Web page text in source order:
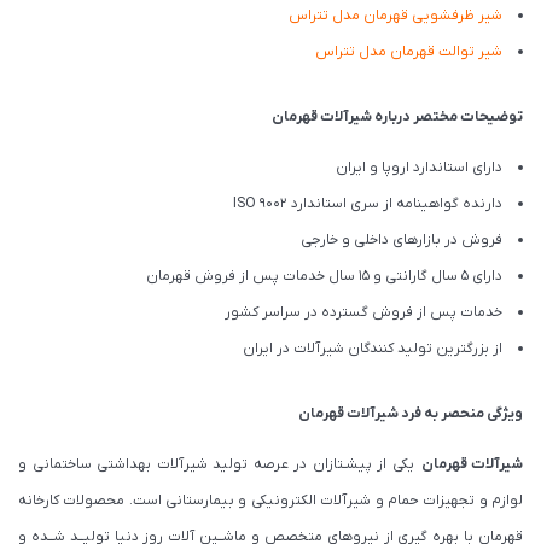
شیر ظرفشویی قهرمان مدل تتراس
شیر توالت قهرمان مدل تتراس
توضیحات مختصر درباره شیرآلات قهرمان
دارای استاندارد اروپا و ایران
دارنده گواهینامه از سری استاندارد ISO 9002
فروش در بازارهای داخلی و خارجی
دارای 5 سال گارانتی و 15 سال خدمات پس از فروش قهرمان
خدمات پس از فروش گسترده در سراسر کشور
از بزرگترین تولید کنندگان شیرآلات در ایران
ویژگی منحصر به فرد شیرآلات قهرمان
شیرآلات قهرمان یکی از پیشـتازان در عرصه تولید شیرآلات بهداشتی ساختمانی و
لوازم و تجهیزات حمام و شیرآلات الکترونیکی و بیمارستانی است. محصولات کارخانه
قهرمان با بهره گیری از نیروهای متخصص و ماشــین آلات روز دنیا تولیــد شــده و